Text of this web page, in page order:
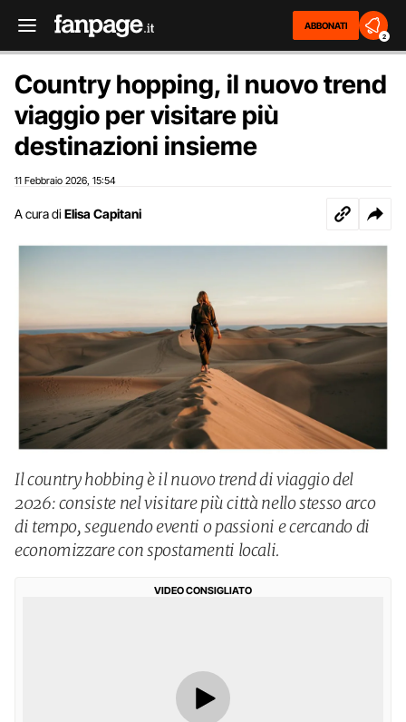
ABBONATI
2
Country hopping, il nuovo trend
viaggio per visitare più
destinazioni insieme
11 Febbraio 2026 15:54
A cura di Elisa Capitani
Il country hobbing è il nuovo trend di viaggio del
2026: consiste nel visitare più città nello stesso arco
di tempo, seguendo eventi o passioni e cercando di
economizzare con spostamenti locali.
VIDEO CONSIGLIATO